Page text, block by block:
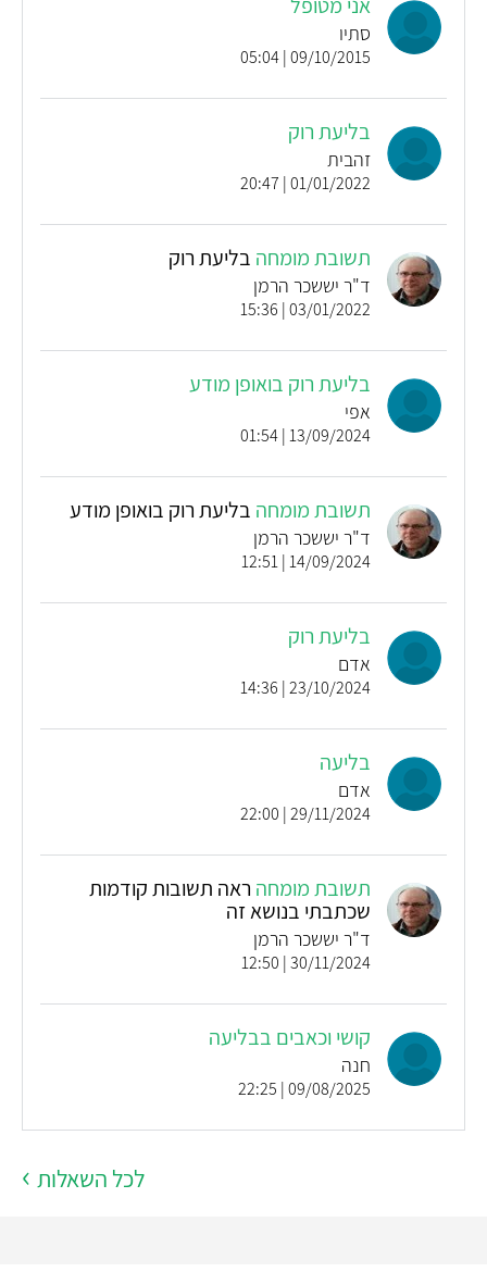
סתיו
09/10/2015 | 05:04
בליעת רוק
זהבית
01/01/2022 | 20:47
תשובת מומחה בליעת רוק
ד"ר יששכר הרמן
03/01/2022 | 15:36
בליעת רוק בואופן מודע
אפי
13/09/2024 | 01:54
תשובת מומחה בליעת רוק בואופן מודע
ד"ר יששכר הרמן
14/09/2024 | 12:51
בליעת רוק
אדם
23/10/2024 | 14:36
בליעה
אדם
29/11/2024 | 22:00
תשובת מומחה ראה תשובות קודמות
שכתבתי בנושא זה
ד"ר יששכר הרמן
30/11/2024 | 12:50
קושי וכאבים בבליעה
חנה
09/08/2025 | 22:25
לכל השאלות